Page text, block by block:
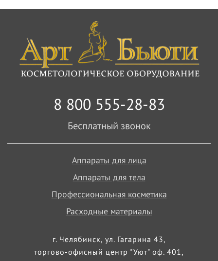
8 800 555-28-83
Бесплатный звонок
Аппараты для лица
Аппараты для тела
Профессиональная косметика
Расходные материалы
г. Челябинск, ул. Гагарина 43,
торгово-офисный центр "Уют" оф. 401,